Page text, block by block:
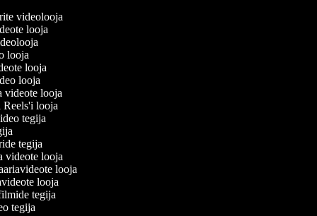
videolooja
looja
looja
looja
looja
videote looja
Reels'i looja
tegija
tegija
videote looja
looja
looja
tegija
tegija